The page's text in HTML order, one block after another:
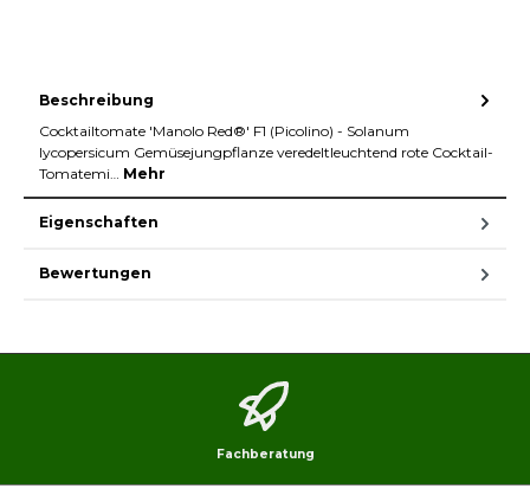
Beschreibung
Cocktailtomate 'Manolo Red®' F1 (Picolino) - Solanum
lycopersicum Gemüsejungpflanze veredeltleuchtend rote Cocktail-
Tomatemi… Mehr
Eigenschaften
Bewertungen
Fachberatung